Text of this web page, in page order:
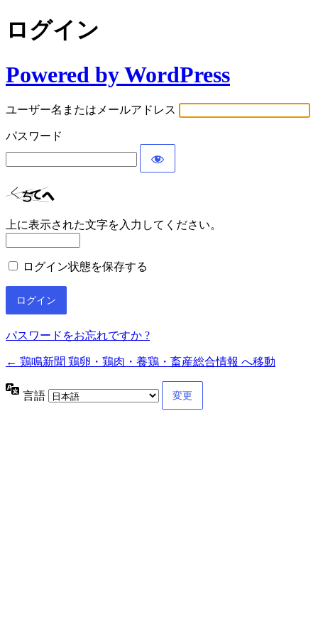
ログイン
Powered by WordPress
ユーザー名またはメールアドレス
パスワード
上に表示された文字を入力してください。
ログイン状態を保存する
パスワードをお忘れですか ?
← 鶏鳴新聞 鶏卵・鶏肉・養鶏・畜産総合情報 へ移動
言語